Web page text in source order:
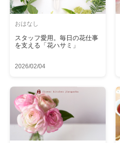
おはなし
スタッフ愛用。毎日の花仕事
を支える「花ハサミ」
2026/02/04